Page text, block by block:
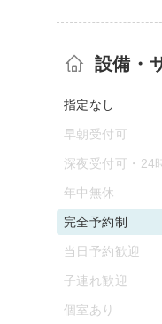
設備・
指定なし
早朝受付可
深夜受付可・24
年中無休
完全予約制
当日予約歓迎
子連れ歓迎
個室あり